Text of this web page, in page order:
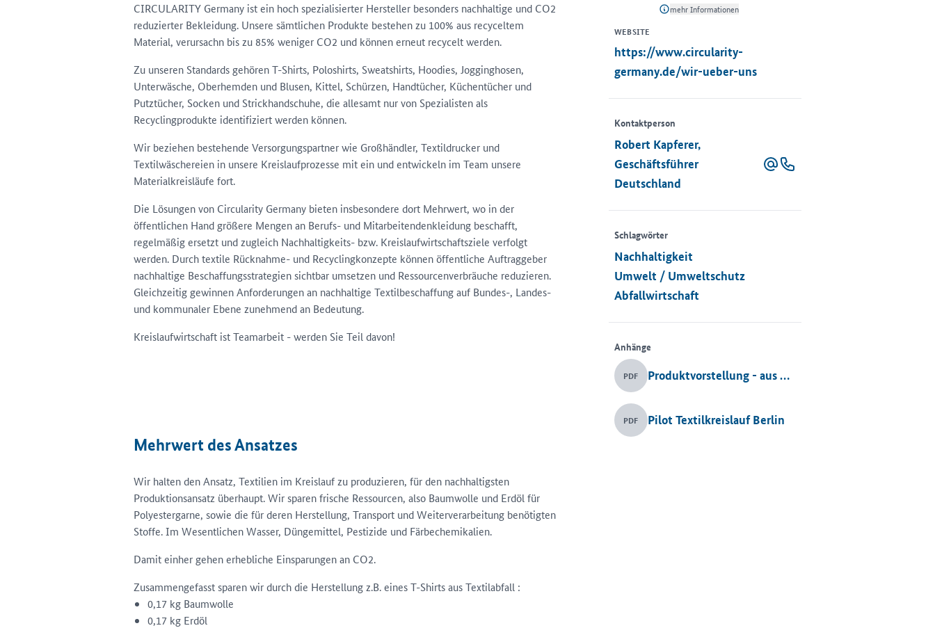
CIRCULARITY Germany ist ein hoch spezialisierter Hersteller besonders nachhaltige und CO2
reduzierter Bekleidung. Unsere sämtlichen Produkte bestehen zu 100% aus recyceltem
Material, verursachn bis zu 85% weniger CO2 und können erneut recycelt werden.
Zu unseren Standards gehören T-Shirts, Poloshirts, Sweatshirts, Hoodies, Jogginghosen,
Unterwäsche, Oberhemden und Blusen, Kittel, Schürzen, Handtücher, Küchentücher und
Putztücher, Socken und Strickhandschuhe, die allesamt nur von Spezialisten als
Recyclingprodukte identifiziert werden können.
Wir beziehen bestehende Versorgungspartner wie Großhändler, Textildrucker und
Textilwäschereien in unsere Kreislaufprozesse mit ein und entwickeln im Team unsere
Materialkreisläufe fort.
Die Lösungen von Circularity Germany bieten insbesondere dort Mehrwert, wo in der
öffentlichen Hand größere Mengen an Berufs- und Mitarbeitendenkleidung beschafft,
regelmäßig ersetzt und zugleich Nachhaltigkeits- bzw. Kreislaufwirtschaftsziele verfolgt
werden. Durch textile Rücknahme- und Recyclingkonzepte können öffentliche Auftraggeber
nachhaltige Beschaffungsstrategien sichtbar umsetzen und Ressourcenverbräuche reduzieren.
Gleichzeitig gewinnen Anforderungen an nachhaltige Textilbeschaffung auf Bundes-, Landes-
und kommunaler Ebene zunehmend an Bedeutung.
Kreislaufwirtschaft ist Teamarbeit - werden Sie Teil davon!
Mehrwert des Ansatzes
Wir halten den Ansatz, Textilien im Kreislauf zu produzieren, für den nachhaltigsten
Produktionsansatz überhaupt. Wir sparen frische Ressourcen, also Baumwolle und Erdöl für
Polyestergarne, sowie die für deren Herstellung, Transport und Weiterverarbeitung benötigten
Stoffe. Im Wesentlichen Wasser, Düngemittel, Pestizide und Färbechemikalien.
Damit einher gehen erhebliche Einsparungen an CO2.
Zusammengefasst sparen wir durch die Herstellung z.B. eines T-Shirts aus Textilabfall :
0,17 kg Baumwolle
0,17 kg Erdöl
mehr Informationen
WEBSITE
https://www.circularity-
germany.de/wir-ueber-uns
Kontaktperson
Robert Kapferer,
Geschäftsführer
Deutschland
Schlagwörter
Nachhaltigkeit
Umwelt / Umweltschutz
Abfallwirtschaft
Anhänge
PDF Produktvorstellung - aus Müll und Abfall
PDF Pilot Textilkreislauf Berlin